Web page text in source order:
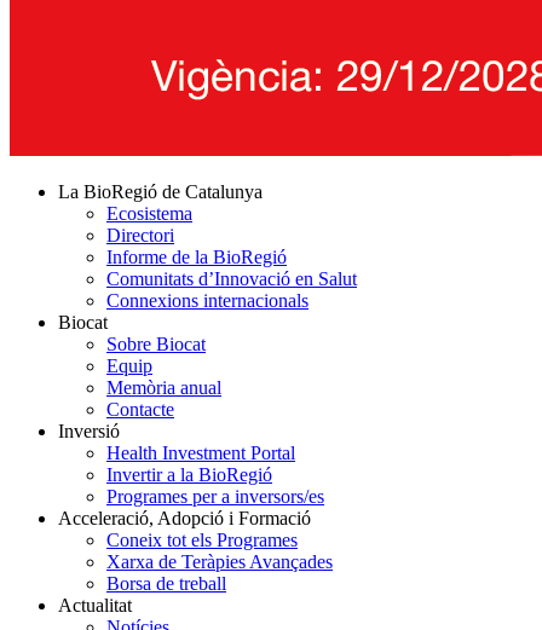
La BioRegió de Catalunya
Ecosistema
Directori
Informe de la BioRegió
Comunitats d’Innovació en Salut
Connexions internacionals
Biocat
Sobre Biocat
Equip
Memòria anual
Contacte
Inversió
Health Investment Portal
Invertir a la BioRegió
Programes per a inversors/es
Acceleració, Adopció i Formació
Coneix tot els Programes
Xarxa de Teràpies Avançades
Borsa de treball
Actualitat